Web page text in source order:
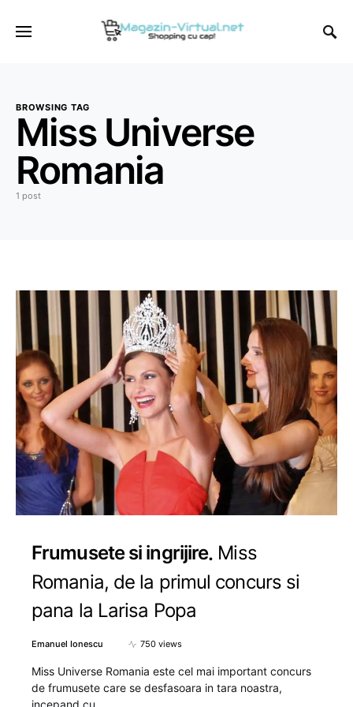
BROWSING TAG
Miss Universe
Romania
1 post
Frumusete si ingrijire Miss
Romania, de la primul concurs si
pana la Larisa Popa
Emanuel Ionescu 750 views
Miss Universe Romania este cel mai important concurs
de frumusete care se desfasoara in tara noastra,